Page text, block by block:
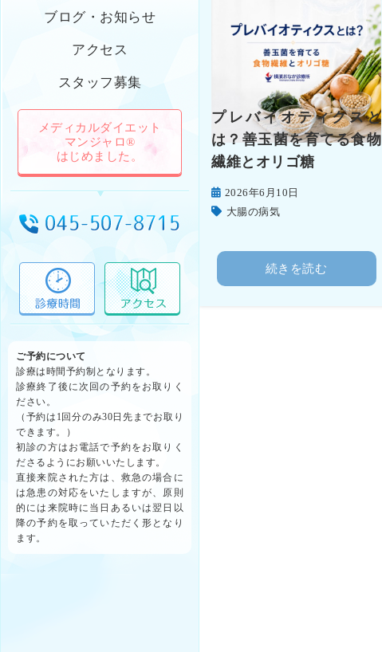
ブログ・お知らせ
アクセス
スタッフ募集
メディカルダイエット
マンジャロ®
はじめました。
ご予約について
診療は時間予約制となります。
診療終了後に次回の予約をお取りく
ださい。
（予約は1回分のみ30日先までお取り
できます。）
初診の方はお電話で予約をお取りく
ださるようにお願いいたします。
直接来院された方は、救急の場合に
は急患の対応をいたしますが、原則
的には来院時に当日あるいは翌日以
降の予約を取っていただく形となり
ます。
プレバイオティクスと
は？善玉菌を育てる食物
繊維とオリゴ糖
2026年6月10日
大腸の病気
続きを読む